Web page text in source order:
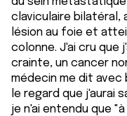
claviculaire bilatéral,
lésion au foie et
colonne. J'ai cru que
crainte, un cancer
médecin me dit avec
le regard que j'aurai
je n'ai entendu que